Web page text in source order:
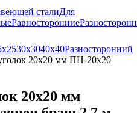
сталиДля
Равносторонние
30х3040х40Разносторонний
20х20 мм ПН-20х20
20х20 мм